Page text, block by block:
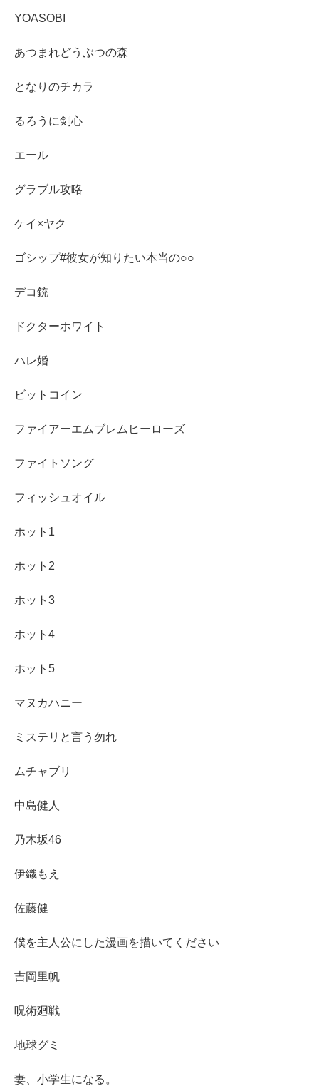
YOASOBI
あつまれどうぶつの森
となりのチカラ
るろうに剣心
エール
グラブル攻略
ケイ×ヤク
ゴシップ#彼女が知りたい本当の○○
デコ銃
ドクターホワイト
ハレ婚
ビットコイン
ファイアーエムブレムヒーローズ
ファイトソング
フィッシュオイル
ホット1
ホット2
ホット3
ホット4
ホット5
マヌカハニー
ミステリと言う勿れ
ムチャブリ
中島健人
乃木坂46
伊織もえ
佐藤健
僕を主人公にした漫画を描いてください
吉岡里帆
呪術廻戦
地球グミ
妻、小学生になる。